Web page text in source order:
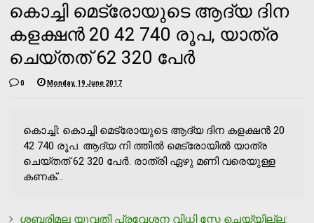
കൊച്ചി മെട്രോയുടെ ആദ്യ ദിന
കളക്ഷൻ 20 42 740 രൂപ, യാത്ര
ചെയ്തത് 62 320 പേർ
0 Monday, 19 June 2017
കൊച്ചി: കൊച്ചി മെട്രോയുടെ ആദ്യ ദിന കളക്ഷൻ 20
42 740 രൂപ. ആദ്യ നി ത്തിൽ മെട്രോയിൽ യാത്ര
ചെയ്തത് 62 320 പേർ. രാത്രി ഏഴു മണി വരെയുള്ള
കണക്...
ശബരിമല യുവതി പ്രവേശന വിധി സ്റ്റേ ചെയ്യില്ല: